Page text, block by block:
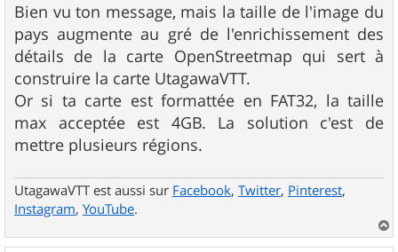
Bien vu ton message, mais la taille de l'image du
pays augmente au gré de l'enrichissement des
détails de la carte OpenStreetmap qui sert à
construire la carte UtagawaVTT.
Or si ta carte est formattée en FAT32, la taille
max acceptée est 4GB. La solution c'est de
mettre plusieurs régions.
UtagawaVTT est aussi sur Facebook, Twitter, Pinterest,
Instagram, YouTube.
a